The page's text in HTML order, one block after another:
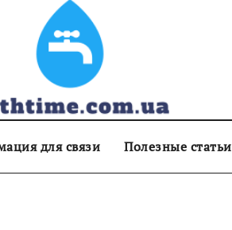
для связи Полезные статьи